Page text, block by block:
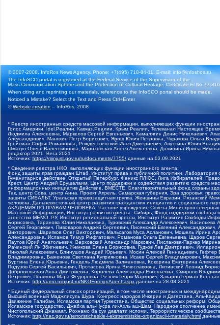
© 2007-2008, InfoRos News Agency. Phone: +7(495) 718-84-11, E-mail: info@infoshos.ru
The InfoSCO portal is registered at the Federal Service of the Supervision of the
Mass Communication Sphere and the Protection of Cultural Heritage. Certificate El No.77-
When citing and reprinting our materials, reference to the InfoSCO portal should be made.
Noticed a Mistake? Select the Text and Press Ctrl+Enter
©Website creation – InfoRos, 2008
* Реестр иностранных средств массовой информации, выполняющих функции
Голос Америки, Idel.Реалии, Кавказ.Реалии, Крым.Реалии, Телеканал Настоящее
Людмила Алексеевна, Маркелов Сергей Евгеньевич, Камалягин Денис Николаевич,
Александрович, Маняхин Петр Борисович, Ярош Юлия Петровна, Чуракова Ольга
Гройсман Софья Романовна, Рождественский Илья Дмитриевич, Апухтина Юлия
Шмагун Олеся Валентиновна, Мароховская Алеся Алексеевна, Долинина Ирина
редактор 2021, Вега 2021
Источник: https://minjust.gov.ru/ru/documents/7755/ данные на 03.09.2021
* Сведения реестра НКО, выполняющих функции иностранного агента:
Фонд защиты прав граждан Штаб, Институт права и публичной политики,
Гуманитарное действие, Открытый Петербург, Феникс ПЛЮС, Лига Избирателей,
Крест, Центр Хасдей Ерушалаим, Центр поддержки и содействия развитию средств
информационных инициатив Действие, ВМЕСТЕ, Благотворительный фонд охраны
Так, центр Сова, центр Анна, Проект Апрель, Самарская губерния, Эра здоровья,
защиты СИБАЛЬТ, Уральская правозащитная группа, Женщины Евразии, Рязанский
человека, Дальневосточный центр развития гражданских инициатив и социального
АКАДЕМИЯ ПО ПРАВАМ ЧЕЛОВЕКА, Частное учреждение Совета Министров северных
Массовой Информации, Институт развития прессы - Сибирь, Фонд поддержки
агентство МЕМО. РУ, Институт региональной прессы, Институт Развития Свободы
Борисовна, Таранова Юлия Николаевна, Туровский Александр Алексеевич,
Сергей Георгиевич, Пивоваров Андрей Сергеевич, Писемский Евгений
Викторович, Шарипков Олег Викторович, Мальсагов Муса Асланович, Мошель Ирина
Александровна, Исламов Тимур Рифгатович, Романова Ольга Евгеньевна, Щаров
Паутов Юрий Анатольевич, Верховский Александр Маркович, Пислакова-Паркер
Рачинский Ян Збигневич, Жемкова Елена Борисовна, Гудков Лев Дмитриевич,
Николай Алексеевич, Блинушов Андрей Юрьевич, Мосин Алексей Геннадьевич,
Владимировна, Баженова Светлана Куприяновна, Исаев Сергей Владимирович,
Буртина Елена Юрьевна, Гендель Людмила Залмановна, Кокорина Екатерина
Подузов Сергей Васильевич, Протасова Ирина Вячеславовна, Литинский Леонид
Добровольская Анна Дмитриевна, Королева Александра Евгеньевна, Смирнов
Петрович, Полякова Мара Федоровна, Резник Генри Маркович, Захаров Герман
Источник: http://unro.minjust.ru/NKOForeignAgent.aspx данные на 28.08.2021
* Единый федеральный список организаций, в том числе иностранных и
Высший военный Маджлисуль Шура, Конгресс народов Ичкерии и Дагестана, Аль-
Движение Талибан, Исламская партия Туркестана, Общество социальных реформ,
Исламское государство, Джабха аль-Нусра ли-Ахль аш-Шам, Народное ополчение
Чистопольский Джамаат, Рохнамо ба суи давлати исломи, Террористическое
Источник: http://nac.gov.ru/terroristicheskie-i-ekstremistskie-organizacii-i-materialy.html